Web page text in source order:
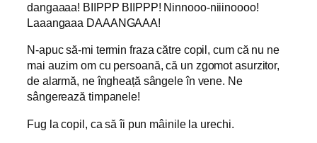
dangaaaa! BIIPPP BIIPPP! Ninnooo-niiinoooo!
Laaangaaa DAAANGAAA!
N-apuc să-mi termin fraza către copil, cum că nu ne
mai auzim om cu persoană, că un zgomot asurzitor,
de alarmă, ne îngheață sângele în vene. Ne
sângerează timpanele!
Fug la copil, ca să îi pun mâinile la urechi.